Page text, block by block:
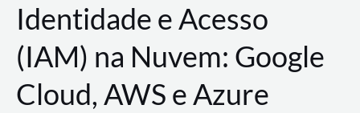
Identidade e Acesso
(IAM) na Nuvem: Google
Cloud, AWS e Azure